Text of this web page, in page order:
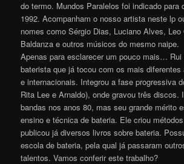
do termo. Mundos Paralelos foi indicado para
1992. Acompanham o nosso artista neste lp
nomes como Sérgio Dias, Luciano Alves, Leo
Baldanza e outros músicos do mesmo naipe.
Apenas para esclarecer um pouco mais… Rui
baterista que já tocou com os mais
e internacionais. Integrou a fase progressiva
Rita Lee e Arnaldo), onde gravou três discos.
bandas nos anos 80, mas seu grande mérito
ensino e técnica de bateria. Ele criou
publicou já diversos livros sobre bateria.
escola de bateria, pela qual já passaram
talentos. Vamos conferir este trabalho?